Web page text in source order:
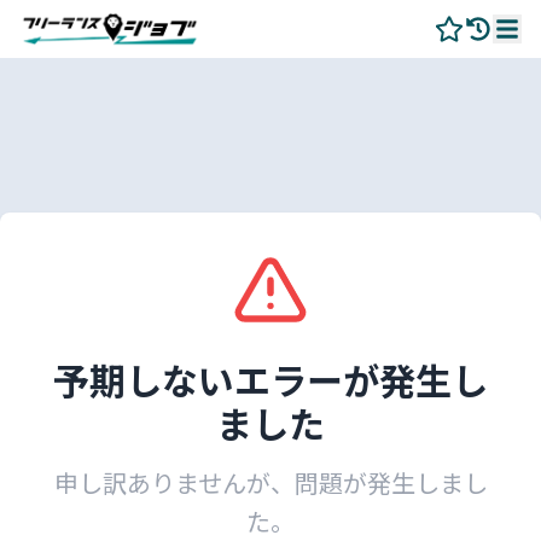
予期しないエラーが発生し
ました
申し訳ありませんが、問題が発生しまし
た。